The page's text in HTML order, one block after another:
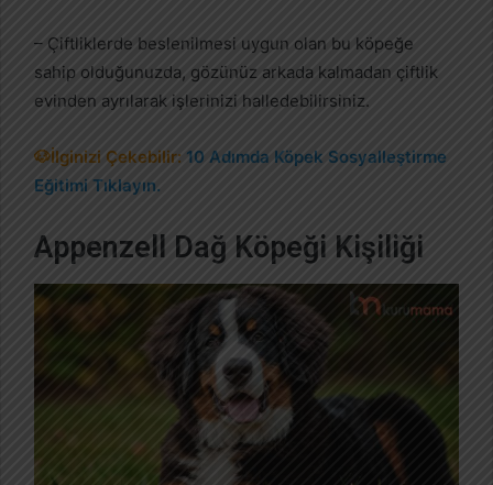
– Çiftliklerde beslenilmesi uygun olan bu köpeğe
sahip olduğunuzda, gözünüz arkada kalmadan çiftlik
evinden ayrılarak işlerinizi halledebilirsiniz.
🐶İlginizi Çekebilir: 10 Adımda Köpek Sosyalleştirme
Eğitimi Tıklayın.
Appenzell Dağ Köpeği Kişiliği